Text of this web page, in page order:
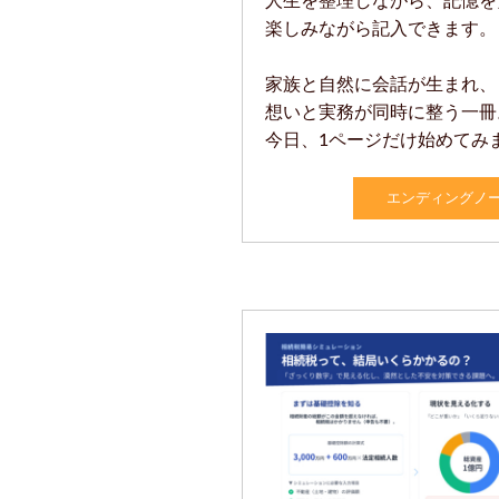
楽しみながら記入できます。
家族と自然に会話が生まれ、
想いと実務が同時に整う一
今日、1ページだけ始めてみ
エンディングノ